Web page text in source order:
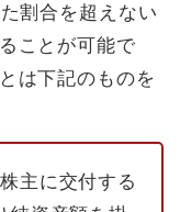
割合を超えない
ことが可能で
は下記のものを
主に交付する